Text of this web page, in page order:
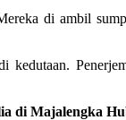
di ambil
kedutaan.
di Majalengka